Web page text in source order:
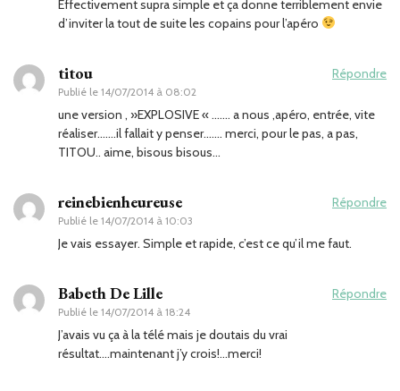
Effectivement supra simple et ça donne terriblement envie
d’inviter la tout de suite les copains pour l’apéro
titou
Publié le 14/07/2014 à 08:02
Répondre
une version , »EXPLOSIVE « ……. a nous ,apéro, entrée, vite
réaliser…….il fallait y penser……. merci, pour le pas, a pas,
TITOU.. aime, bisous bisous…
reinebienheureuse
Publié le 14/07/2014 à 10:03
Répondre
Je vais essayer. Simple et rapide, c’est ce qu’il me faut.
Babeth De Lille
Publié le 14/07/2014 à 18:24
Répondre
J’avais vu ça à la télé mais je doutais du vrai
résultat….maintenant j’y crois!…merci!